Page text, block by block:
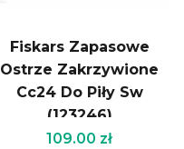
Fiskars Zapasowe
Ostrze Zakrzywione
Cc24 Do Piły Sw
(123246)
109.00 zł